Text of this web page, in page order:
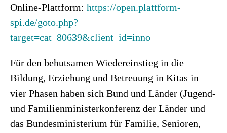
Online-Plattform: https://open.plattform-
spi.de/goto.php?
target=cat_80639&client_id=inno
Für den behutsamen Wiedereinstieg in die
Bildung, Erziehung und Betreuung in Kitas in
vier Phasen haben sich Bund und Länder (Jugend-
und Familienministerkonferenz der Länder und
das Bundesministerium für Familie, Senioren,